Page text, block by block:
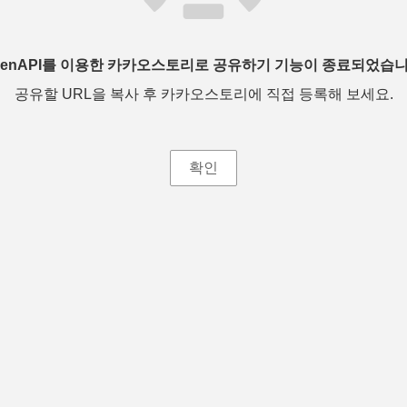
를 이용한 카카오스토리로 공유하기 기능이 종료되었습
공유할 URL을 복사 후 카카오스토리에 직접 등록해 보세요.
확인